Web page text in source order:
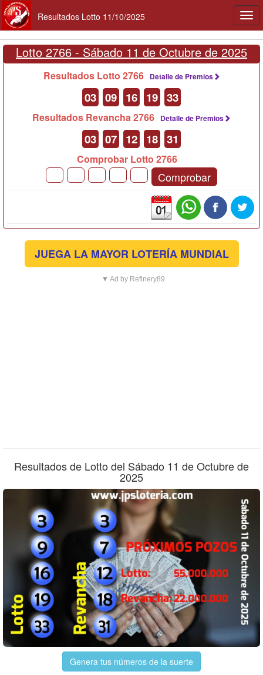
Resultados Lotto 11/10/2025
Lotto 2766 - Sábado 11 de Octubre de 2025
Resultados Lotto 2766 Detalle de Premios
03 09 16 19 33
Resultados Revancha 2766 Detalle de Premios
03 07 12 18 31
Comprobar Lotto 2766
Comprobar
JUEGA LA MAYOR LOTERÍA MUNDIAL
▼ Ad by Refinery89
Resultados de Lotto del Sábado 11 de Octubre de
2025
Genera tus números de la suerte